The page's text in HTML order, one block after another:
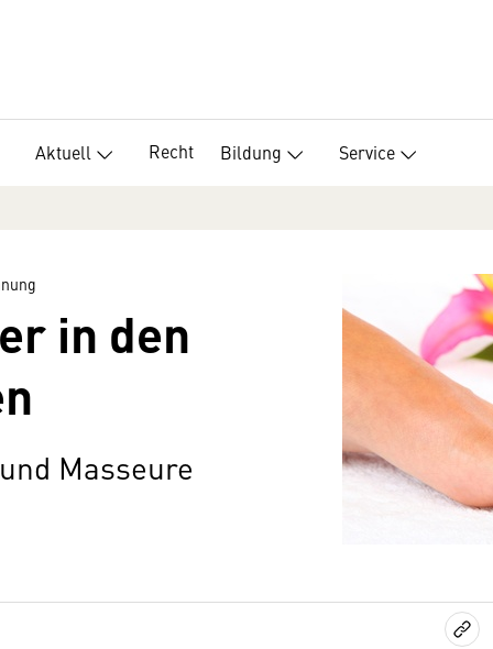
Aktuell Recht Bildung Service
in den
Masseure